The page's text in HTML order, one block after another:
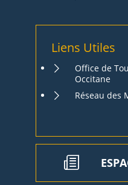
Liens Utiles
Office de
Occitane
Réseau des